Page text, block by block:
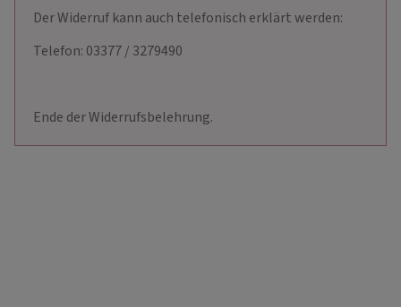
Der Widerruf kann auch telefonisch erklärt werden:
Telefon: 03377 / 3279490
Ende der Widerrufsbelehrung.